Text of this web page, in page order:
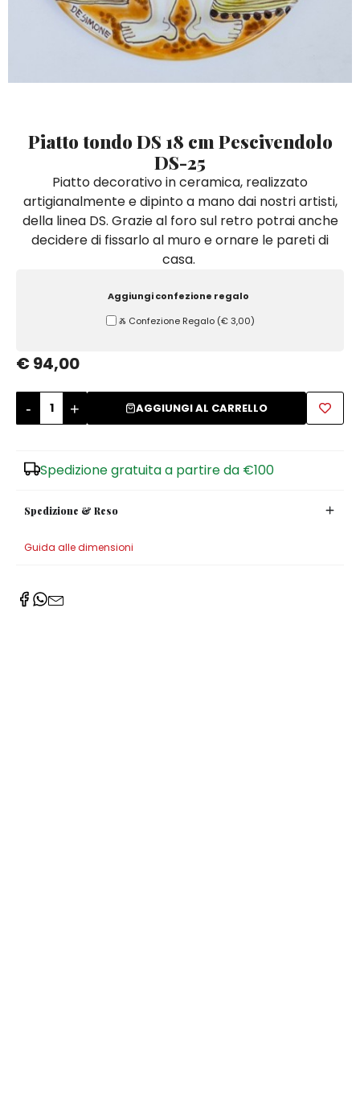
Piatto tondo DS 18 cm Pescivendolo
DS-25
Piatto decorativo in ceramica, realizzato
artigianalmente e dipinto a mano dai nostri artisti,
della linea DS. Grazie al foro sul retro potrai anche
decidere di fissarlo al muro e ornare le pareti di
casa.
Aggiungi confezione regalo
Ⰶ Confezione Regalo (€ 3,00)
€ 94,00
- + AGGIUNGI AL CARRELLO
Spedizione gratuita a partire da €100
Spedizione & Reso
Guida alle dimensioni
Quadri e Pannelli per Pareti
Scatole
Portatovaglioli
Sale e Pepe - Olio e Aceto
Set Sushi
Sottopentola & Sottobottiglia
Tazzine da Caffè con Piattino
Tegami e Zuppiere
Tovagliette Americane & Sottopiatti
Vassoi
Zuccheriere
De Simone per Giusina
Secchielli Portaghiaccio
Tazzine da Caffè con Piattino
Tovaglie
Tovagliette Americane & Sottopiatti
Secchielli Portaghiaccio
Tazzine da Caffè con Piattino
Tovaglie
Tovagliette Americane & Sottopiatti